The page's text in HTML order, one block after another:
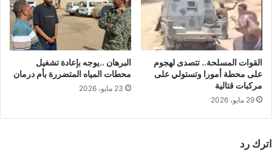
القوات المسلحة.. تتصدى لهجوم
على محطة أمورا وتستولي على
مركبات قتالية
29 مايو، 2026
البرهان ..يوجه بإعادة تشغيل
محطات المياه المتضررة بأم درمان
23 مايو، 2026
اترك رد